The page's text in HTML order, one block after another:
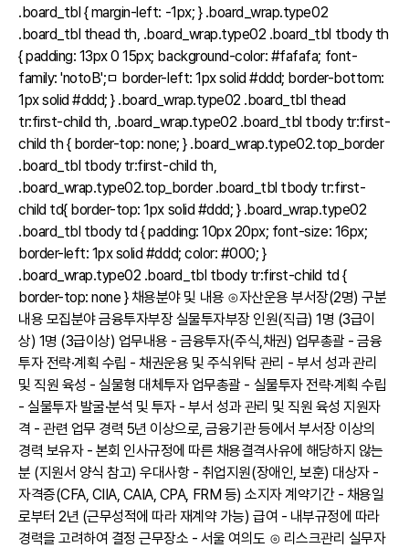
.board_tbl { margin-left: -1px; } .board_wrap.type02
.board_tbl thead th, .board_wrap.type02 .board_tbl tbody th
{ padding: 13px 0 15px; background-color: #fafafa; font-
family: 'notoB';ㅁ border-left: 1px solid #ddd; border-bottom:
1px solid #ddd; } .board_wrap.type02 .board_tbl thead
tr:first-child th, .board_wrap.type02 .board_tbl tbody tr:first-
child th { border-top: none; } .board_wrap.type02.top_border
.board_tbl tbody tr:first-child th,
.board_wrap.type02.top_border .board_tbl tbody tr:first-
child td{ border-top: 1px solid #ddd; } .board_wrap.type02
.board_tbl tbody td { padding: 10px 20px; font-size: 16px;
border-left: 1px solid #ddd; color: #000; }
.board_wrap.type02 .board_tbl tbody tr:first-child td {
border-top: none } 채용분야 및 내용 ⊙자산운용 부서장(2명) 구분
내용 모집분야 금융투자부장 실물투자부장 인원(직급) 1명 (3급이
상) 1명 (3급이상) 업무내용 - 금융투자(주식,채권) 업무총괄 - 금융
투자 전략·계획 수립 - 채권운용 및 주식위탁 관리 - 부서 성과 관리
및 직원 육성 - 실물형 대체투자 업무총괄 - 실물투자 전략·계획 수립
- 실물투자 발굴·분석 및 투자 - 부서 성과 관리 및 직원 육성 지원자
격 - 관련 업무 경력 5년 이상으로, 금융기관 등에서 부서장 이상의
경력 보유자 - 본회 인사규정에 따른 채용결격사유에 해당하지 않는
분 (지원서 양식 참고) 우대사항 - 취업지원(장애인, 보훈) 대상자 -
자격증(CFA, CIIA, CAIA, CPA, FRM 등) 소지자 계약기간 - 채용일
로부터 2년 (근무성적에 따라 재계약 가능) 급여 - 내부규정에 따라
경력을 고려하여 결정 근무장소 - 서울 여의도 ⊙ 리스크관리 실무자